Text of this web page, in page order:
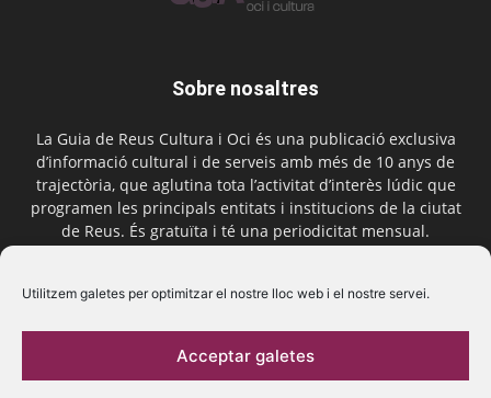
Utilitzem galetes per optimitzar el nostre lloc web i el nostre servei.
Acceptar galetes
Sobre nosaltres
La Guia de Reus Cultura i Oci és una publicació exclusiva
d’informació cultural i de serveis amb més de 10 anys de
trajectòria, que aglutina tota l’activitat d’interès lúdic que
programen les principals entitats i institucions de la ciutat
de Reus. És gratuïta i té una periodicitat mensual.
Segueix-nos